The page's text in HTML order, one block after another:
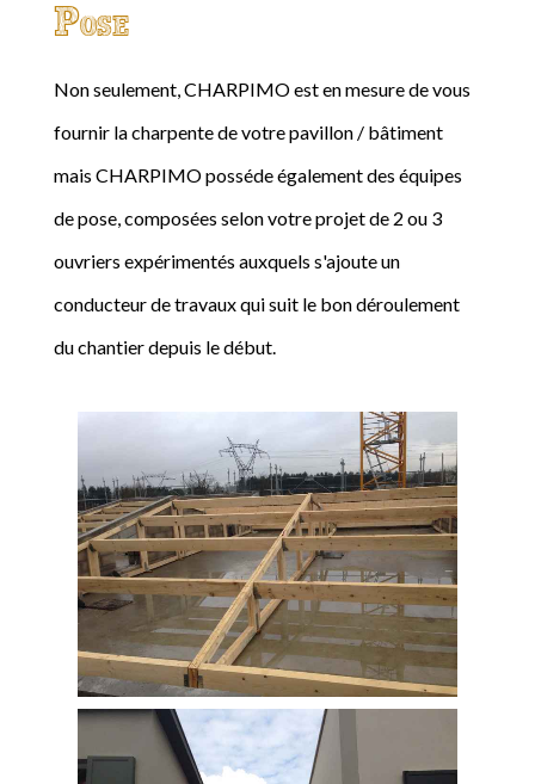
Pose
Non seulement, CHARPIMO est en mesure de vous
fournir la charpente de votre pavillon / bâtiment
mais CHARPIMO posséde également des équipes
de pose, composées selon votre projet de 2 ou 3
ouvriers expérimentés auxquels s'ajoute un
conducteur de travaux qui suit le bon déroulement
du chantier depuis le début.